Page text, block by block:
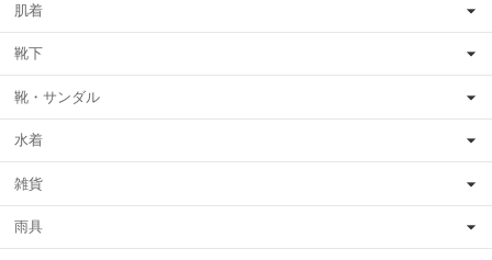
肌着
靴下
靴・サンダル
水着
雑貨
雨具